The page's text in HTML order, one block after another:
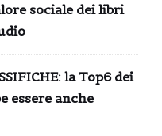
sociale dei libri
la Top6 dei
essere anche